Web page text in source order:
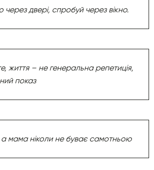
двері, спробуй через вікно.
життя – не генеральна репетиція,
показ
мама ніколи не буває самотньою